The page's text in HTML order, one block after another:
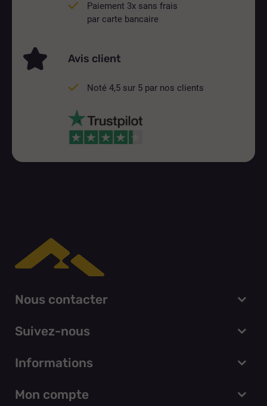
Paiement 3x sans frais
par carte bancaire
Avis client
Noté 4,5 sur 5 par nos clients
Nous contacter
Suivez-nous
Informations
Mon compte